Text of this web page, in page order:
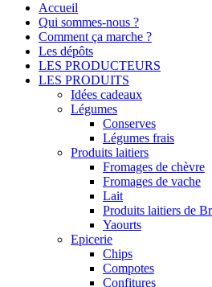
Accueil
Qui sommes-nous ?
Comment ça marche ?
Les dépôts
LES PRODUCTEURS
LES PRODUITS
Idées cadeaux
Légumes
Conserves
Légumes frais
Produits laitiers
Fromages de chèvre
Fromages de vache
Lait
Produits laitiers de
Yaourts
Epicerie
Chips
Compotes
Confitures